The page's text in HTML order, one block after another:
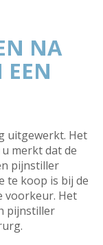
NA
EEN
uitgewerkt. Het
merkt dat de
pijnstiller
te koop is bij de
voorkeur. Het
pijnstiller